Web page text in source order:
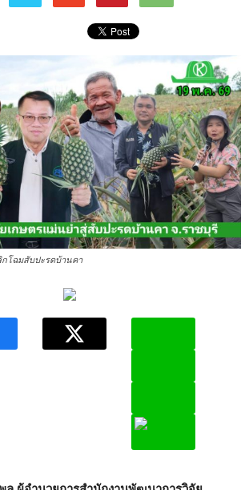
โฉมสับปะรดบ้านคา